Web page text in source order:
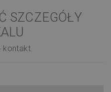
SZCZEGÓŁY
kontakt.